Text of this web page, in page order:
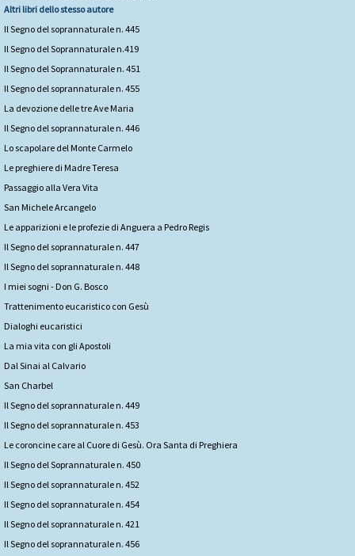
Altri libri dello stesso autore
Il Segno del soprannaturale n. 445
Il Segno del Soprannaturale n.419
Il Segno del Soprannaturale n. 451
Il Segno del soprannaturale n. 455
La devozione delle tre Ave Maria
Il Segno del soprannaturale n. 446
Lo scapolare del Monte Carmelo
Le preghiere di Madre Teresa
Passaggio alla Vera Vita
San Michele Arcangelo
Le apparizioni e le profezie di Anguera a Pedro Regis
Il Segno del soprannaturale n. 447
Il Segno del soprannaturale n. 448
I miei sogni - Don G. Bosco
Trattenimento eucaristico con Gesù
Dialoghi eucaristici
La mia vita con gli Apostoli
Dal Sinai al Calvario
San Charbel
Il Segno del soprannaturale n. 449
Il Segno del soprannaturale n. 453
Le coroncine care al Cuore di Gesù. Ora Santa di Preghiera
Il Segno del Soprannaturale n. 450
Il Segno del soprannaturale n. 452
Il Segno del soprannaturale n. 454
Il Segno del soprannaturale n. 421
Il Segno del soprannaturale n. 456